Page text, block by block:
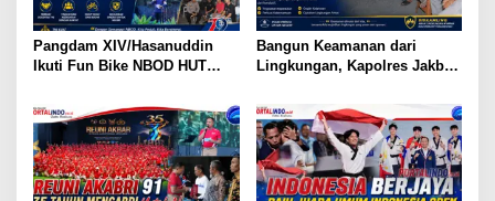
o
s
Pangdam XIV/Hasanuddin
Ikuti Fun Bike NBOD HUT
TNI dan Kedekatan dengan
Rakyat
Bangun Keamanan dari
Lingkungan, Kapolres Jakbar
Aktifkan Siskamling